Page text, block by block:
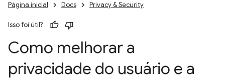
Página inicial Docs Privacy & Security
Isso foi útil?
Como melhorar a
privacidade do usuário e a